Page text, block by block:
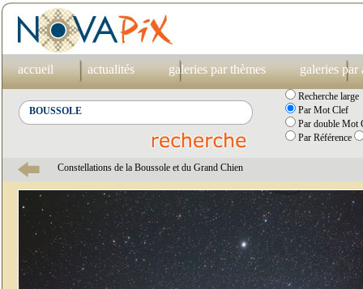
accueil actualités galeries par thèmes galeries par
Recherche large
Par Mot Clef
Par double Mot
Par Référence
Constellations de la Boussole et du Grand Chien